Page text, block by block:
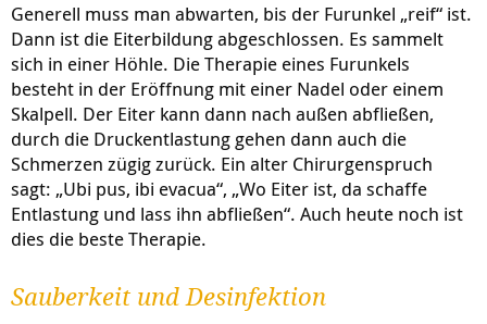
Generell muss man abwarten, bis der Furunkel „reif“ ist.
Dann ist die Eiterbildung abgeschlossen. Es sammelt
sich in einer Höhle. Die Therapie eines Furunkels
besteht in der Eröffnung mit einer Nadel oder einem
Skalpell. Der Eiter kann dann nach außen abfließen,
durch die Druckentlastung gehen dann auch die
Schmerzen zügig zurück. Ein alter Chirurgenspruch
sagt: „Ubi pus, ibi evacua“, „Wo Eiter ist, da schaffe
Entlastung und lass ihn abfließen“. Auch heute noch ist
dies die beste Therapie.
Sauberkeit und Desinfektion